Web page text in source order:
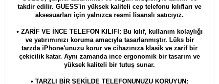
takdir edilir. GUESS'in yüksek kaliteli cep telefonu kılıfları ve
aksesuarları için yalnızca resmi lisanslı satıcıyız.
• ZARİF VE İNCE TELEFON KILIFI: Bu kılıf, kullanım kolaylığı
ve yatırımınızı koruma amacıyla tasarlanmıştır. Lüks bir
tarzda iPhone'unuzu korur ve cihazınıza klasik ve zarif bir
çekicilik katar. Aynı zamanda ince ergonomik bir tasarım ve
yüksek kaliteli bir tutuş sunar.
• TARZLI BİR ŞEKİLDE TELEFONUNUZU KORUYUN: